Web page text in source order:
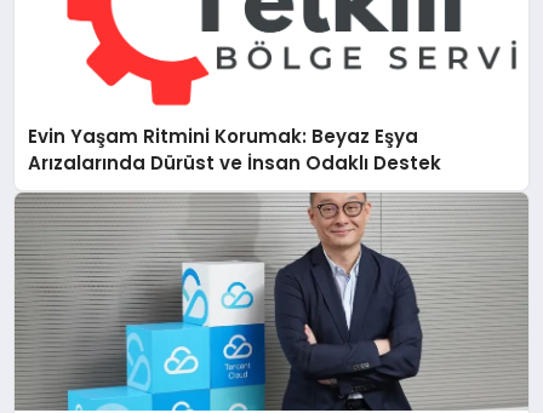
Evin Yaşam Ritmini Korumak: Beyaz Eşya
Arızalarında Dürüst ve İnsan Odaklı Destek